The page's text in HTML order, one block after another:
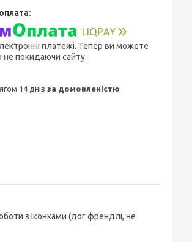
платежі. Тепер ви можете
не покидаючи сайту.
14 днів за домовленістю
з Іконками (дог френдлі, не